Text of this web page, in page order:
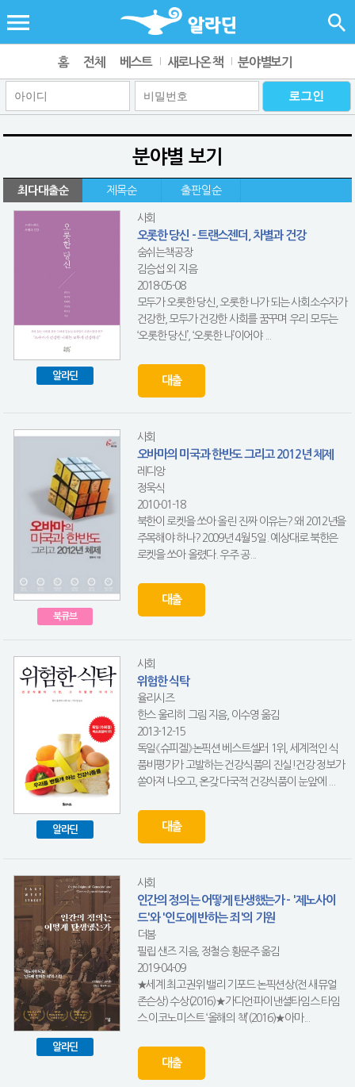
홈 전체 베스트 새로나온 책 분야별보기
분야별 보기
최다대출순 제목순 출판일순
알라딘
사회
오롯한 당신 - 트랜스젠더, 차별과 건강
숨쉬는책공장
김승섭 외 지음
2018-05-08
모두가 오롯한 당신, 오롯한 나가 되는 사회소수자가
건강한, 모두가 건강한 사회를 꿈꾸며 우리 모두는
‘오롯한 당신’, ‘오롯한 나’이어야 ...
대출
북큐브
사회
오바마의 미국과 한반도 그리고 2012년 체제
레디앙
정욱식
2010-01-18
북한이 로켓을 쏘아 올린 진짜 이유는? 왜 2012년을
주목해야 하나? 2009년 4월 5일. 예상대로 북한은
로켓을 쏘아 올렸다. 우주 공...
대출
알라딘
사회
위험한 식탁
율리시즈
한스 울리히 그림 지음, 이수영 옮김
2013-12-15
독일《슈피겔》논픽션 베스트셀러 1위, 세계적인 식
품비평가가 고발하는 건강식품의 진실!건강 정보가
쏟아져 나오고, 온갖 다국적 건강식품이 눈앞에 ...
대출
알라딘
사회
인간의 정의는 어떻게 탄생했는가 - '제노사이
드'와 '인도에 반하는 죄'의 기원
더봄
필립 샌즈 지음, 정철승.황문주 옮김
2019-04-09
★세계 최고권위 밸리 기포드 논픽션상(전 새뮤얼
존슨상) 수상(2016)★가디언·파이낸셜타임스.타임
스.이코노미스트 ‘올해의 책’(2016)★아마...
대출